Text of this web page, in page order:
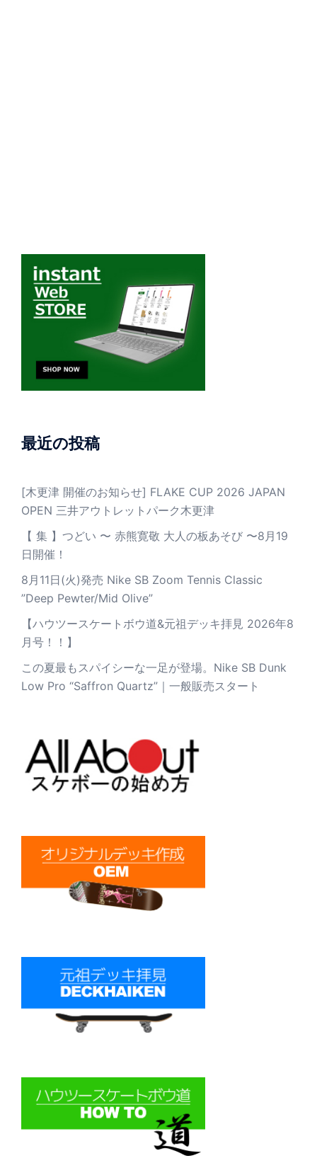
最近の投稿
[木更津 開催のお知らせ] FLAKE CUP 2026 JAPAN
OPEN 三井アウトレットパーク木更津
【 集 】つどい 〜 赤熊寛敬 大人の板あそび 〜8月19
日開催！
8月11日(火)発売 Nike SB Zoom Tennis Classic
”Deep Pewter/Mid Olive”
【ハウツースケートボウ道&元祖デッキ拝見 2026年8
月号！！】
この夏最もスパイシーな一足が登場。Nike SB Dunk
Low Pro “Saffron Quartz”｜一般販売スタート